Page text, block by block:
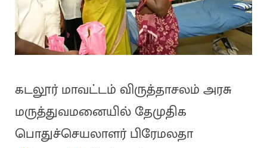
கடலூர் மாவட்டம் விருத்தாசலம் அரசு
மருத்துவமனையில் தேமுதிக
பொதுச்செயலாளர் பிரேமலதா